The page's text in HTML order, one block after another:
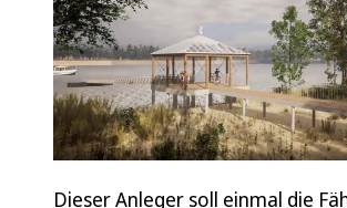
Dieser Anleger soll einmal die